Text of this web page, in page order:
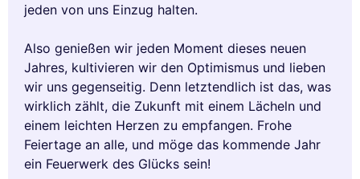
jeden von uns Einzug halten.
Also genießen wir jeden Moment dieses neuen
Jahres, kultivieren wir den Optimismus und lieben
wir uns gegenseitig. Denn letztendlich ist das, was
wirklich zählt, die Zukunft mit einem Lächeln und
einem leichten Herzen zu empfangen. Frohe
Feiertage an alle, und möge das kommende Jahr
ein Feuerwerk des Glücks sein!